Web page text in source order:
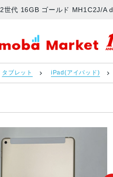
世代 16GB ゴールド MH1C2J/A
ーケット
タブレット iPad(アイパッド)